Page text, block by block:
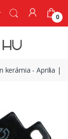
0
kerámia - Aprilia |
0